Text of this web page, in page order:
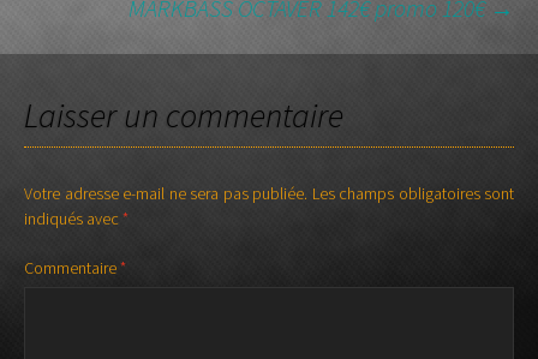
DES
ARTICLES
MARKBASS OCTAVER 142€ promo 120€ →
Laisser un commentaire
Votre adresse e-mail ne sera pas publiée. Les champs obligatoires sont
indiqués avec*
Commentaire*